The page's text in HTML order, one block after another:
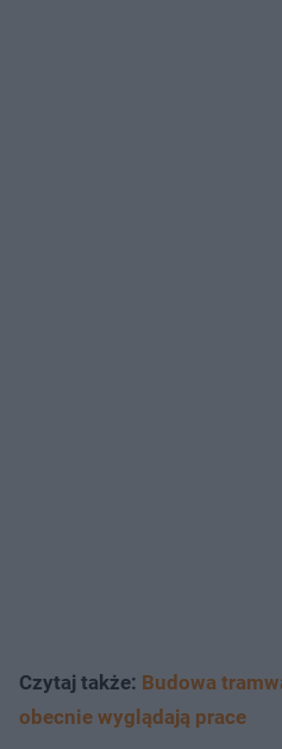
Czytaj także: Budowa
obecnie wyglądają prace